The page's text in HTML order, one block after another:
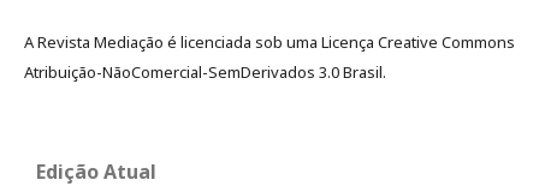
A Revista Mediação é licenciada sob uma Licença Creative Commons
Atribuição-NãoComercial-SemDerivados 3.0 Brasil.
Edição Atual